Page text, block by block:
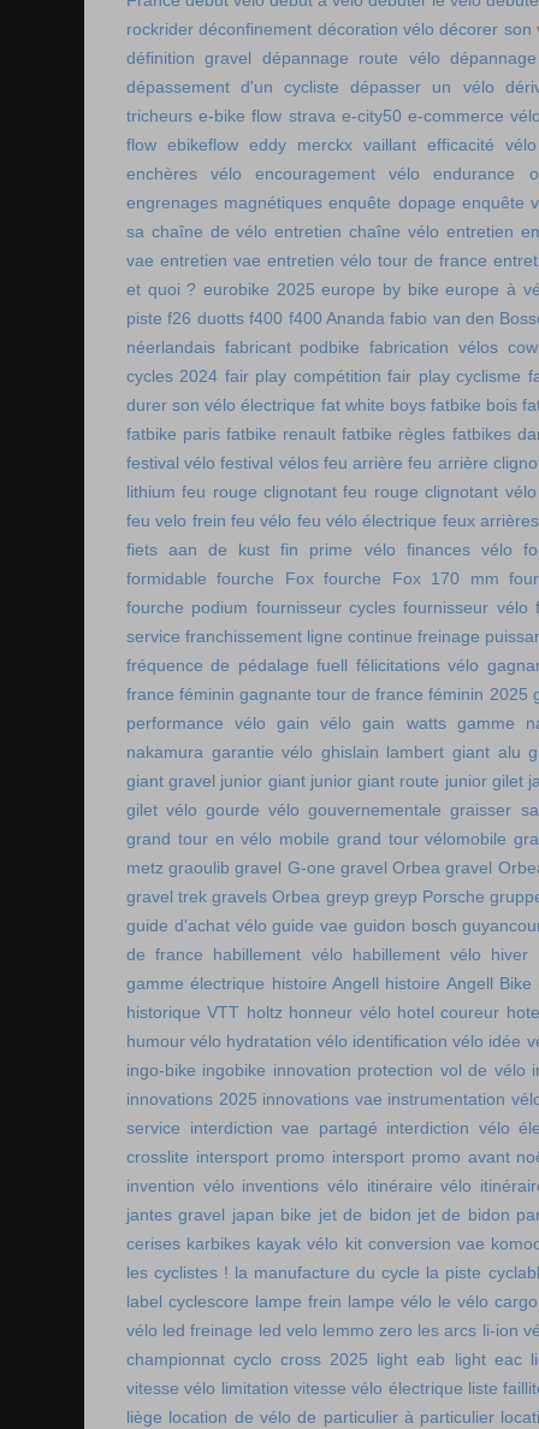
rockrider déconfinement décoration vélo décorer son
définition gravel
dépannage route vélo
dépassement d'un cycliste
dépasser un vélo
tricheurs e-bike flow strava e-city50 e-commerce
flow ebikeflow eddy merckx vaillant efficacité vélo
enchères vélo
encouragement vélo
endurance
engrenages magnétiques enquête dopage enquête
sa chaîne de vélo entretien chaîne vélo entretien
vae entretien vae entretien vélo tour de france
et quoi ? eurobike 2025 europe by bike europe à
piste f26 duotts f400 f400 Ananda fabio van den
néerlandais fabricant podbike fabrication vélos
cycles 2024 fair play compétition fair play cyclisme
durer son vélo électrique fat white boys fatbike bois
fatbike paris fatbike renault fatbike règles fatbikes
festival vélo festival vélos feu arrière feu arrière
lithium feu rouge clignotant feu rouge clignotant vélo
feu velo frein feu vélo feu vélo électrique feux
fiets aan de kust fin prime vélo finances vélo
formidable fourche Fox fourche Fox 170 mm
fourche podium fournisseur cycles fournisseur vélo
service franchissement ligne continue freinage
fréquence de pédalage fuell félicitations vélo
france féminin gagnante tour de france féminin 2025
performance vélo
gain vélo gain watts gamme
nakamura garantie vélo ghislain lambert giant alu
giant gravel junior giant junior giant route junior gilet
gilet vélo gourde vélo gouvernementale graisser
grand tour en vélo mobile grand tour vélomobile
metz graoulib gravel G-one gravel Orbea gravel
gravel trek gravels Orbea greyp greyp Porsche
guide d'achat vélo guide vae guidon bosch
de france
habillement vélo habillement vélo hiver
gamme électrique histoire Angell histoire Angell Bike
historique VTT holtz honneur vélo hotel coureur
humour vélo hydratation vélo identification vélo idée
ingo-bike ingobike innovation protection vol de vélo
innovations 2025 innovations vae instrumentation
service
interdiction vae partagé interdiction vélo
crosslite intersport promo intersport promo avant
invention vélo inventions vélo itinéraire vélo
jantes gravel japan bike jet de bidon jet de bidon
cerises karbikes kayak vélo kit conversion vae
les cyclistes ! la manufacture du cycle la piste
label cyclescore lampe frein lampe vélo le vélo
vélo led freinage led velo lemmo zero les arcs li-ion
championnat cyclo cross 2025 light eab light eac
vitesse vélo limitation vitesse vélo électrique liste
liège location de vélo de particulier à particulier